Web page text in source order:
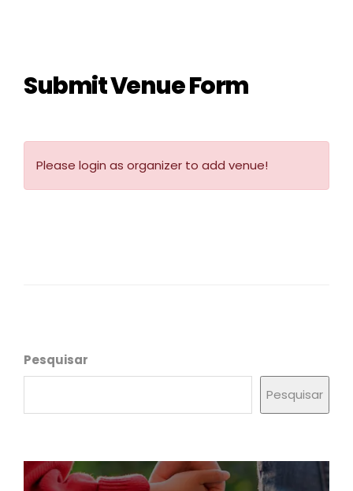
Submit Venue Form
Please login as organizer to add venue!
Pesquisar
Pesquisar